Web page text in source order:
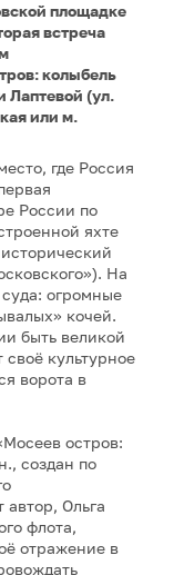
площадке
встреча
колыбель
Лаптевой (ул.
или м.
где Россия
России по
яхте
На
огромные
кочей.
быть великой
культурное
ворота в
остров:
создан по
автор, Ольга
флота,
отражение в